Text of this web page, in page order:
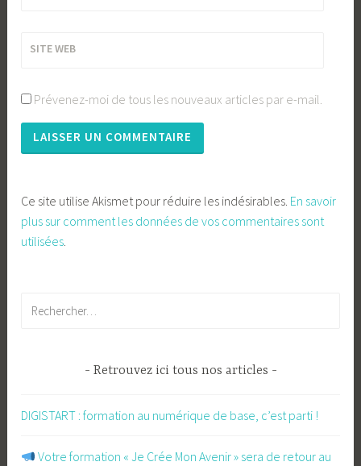
SITE WEB
Prévenez-moi de tous les nouveaux articles par e-mail.
Ce site utilise Akismet pour réduire les indésirables. En savoir
plus sur comment les données de vos commentaires sont
utilisées
Retrouvez ici tous nos articles
DIGISTART : formation au numérique de base, c’est parti !
​ Votre formation « Je Crée Mon Avenir » sera de retour au